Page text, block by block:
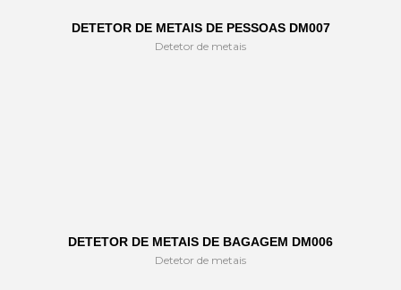
DETETOR DE METAIS DE PESSOAS DM007
Detetor de metais
DETETOR DE METAIS DE BAGAGEM DM006
Detetor de metais